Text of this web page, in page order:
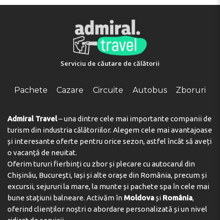
ce va face șederea dvs. confortabilă, lăsând impresii de
FACILITĂŢI
Pentru copii:
Distracție grozavă pe toboganul cu apă
Copii pot înota în piscina pentru cei mici
Alimentația:
Puteți opta pentru o gustare ușoară, dar delicioasă la
Serviciu de căutare de călătorii
Pachete Cazare Circuite Autobus Zboruri
Admiral Travel– una dintre cele mai importante companii de
turism din industria călătoriilor. Alegem cele mai avantajoase
și interesante oferte pentru orice sezon, astfel încât să aveți
o vacanță de neuitat.
Oferim tururi fierbinți cu zbor și plecare cu autocarul din
Chișinău, București, Iași și alte orașe din România, precum și
excursii, sejururi la mare, la munte și pachete spa în cele mai
bune stațiuni balneare. Activăm în Moldovași România,
oferind clienților noștri o abordare personalizată și un nivel